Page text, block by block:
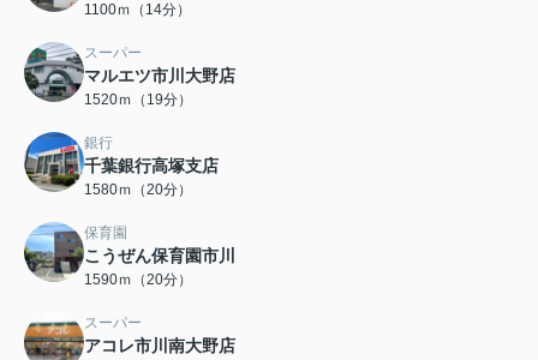
1100ｍ（14分）
スーパー
マルエツ市川大野店
1520ｍ（19分）
銀行
千葉銀行高塚支店
1580ｍ（20分）
保育園
こうぜん保育園市川
1590ｍ（20分）
スーパー
アコレ市川南大野店